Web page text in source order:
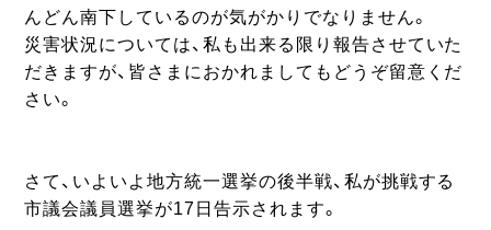
んどん南下しているのが気がかりでなりません。
災害状況については、私も出来る限り報告させていた
だきますが、皆さまにおかれましてもどうぞ留意くだ
さい。
さて、いよいよ地方統一選挙の後半戦、私が挑戦する
市議会議員選挙が17日告示されます。